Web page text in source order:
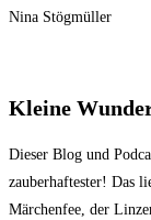
Nina Stögmüller
Kleine
Dieser Blog und
zauberhaftester! Das
Märchenfee, der